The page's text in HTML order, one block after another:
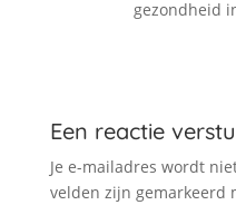
gezondheid
Een reactie
Je e-mailadres wordt
velden zijn gemarkeerd